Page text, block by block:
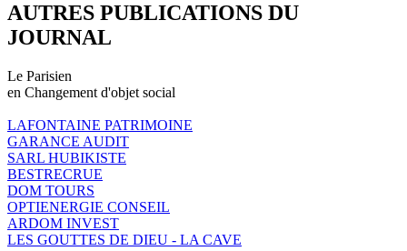
AUTRES PUBLICATIONS DU
JOURNAL
Le Parisien
en Changement d'objet social
LAFONTAINE PATRIMOINE
GARANCE AUDIT
SARL HUBIKISTE
BESTRECRUE
DOM TOURS
OPTIENERGIE CONSEIL
ARDOM INVEST
LES GOUTTES DE DIEU - LA CAVE